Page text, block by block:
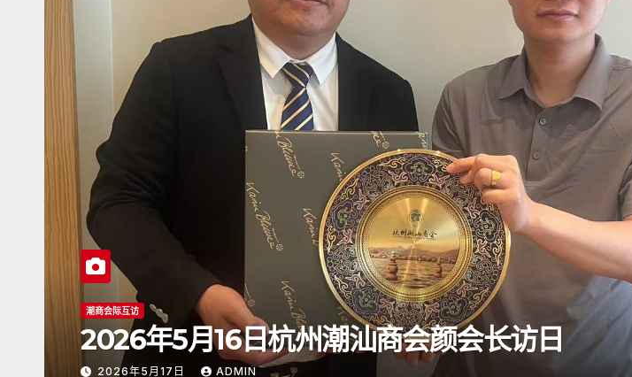
潮商会际互访
2026年5月16日杭州潮汕商会颜会长访日
2026年5月17日 ADMIN